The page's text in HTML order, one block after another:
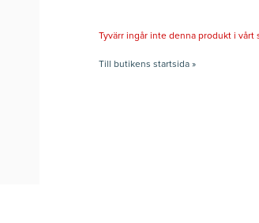
Tyvärr ingår inte denna produkt i vårt
Till butikens startsida »